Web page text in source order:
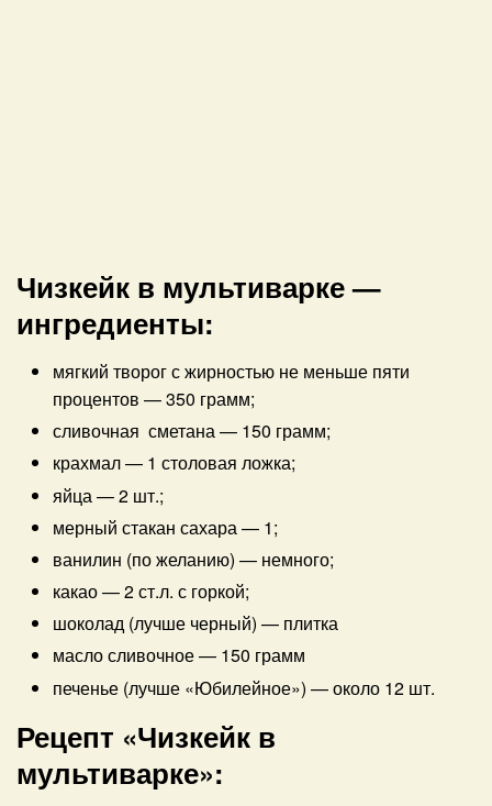
Чизкейк в мультиварке —
ингредиенты:
мягкий творог с жирностью не меньше пяти
процентов —350 грамм;
сливочная сметана— 150 грамм;
крахмал— 1 столовая ложка;
яйца —2 шт.;
мерный стакан сахара— 1;
ванилин (по желанию) — немного;
какао—2 ст.л. с горкой;
шоколад (лучше черный) — плитка
масло сливочное— 150 грамм
печенье (лучше «Юбилейное») —около 12 шт.
Рецепт «Чизкейк в
мультиварке»: